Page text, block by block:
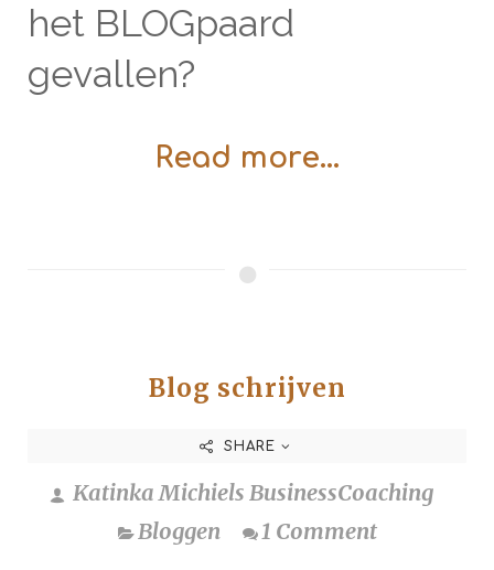
het BLOGpaard
gevallen?
Read more...
Blog schrijven
SHARE
Katinka Michiels BusinessCoaching
Bloggen
1 Comment